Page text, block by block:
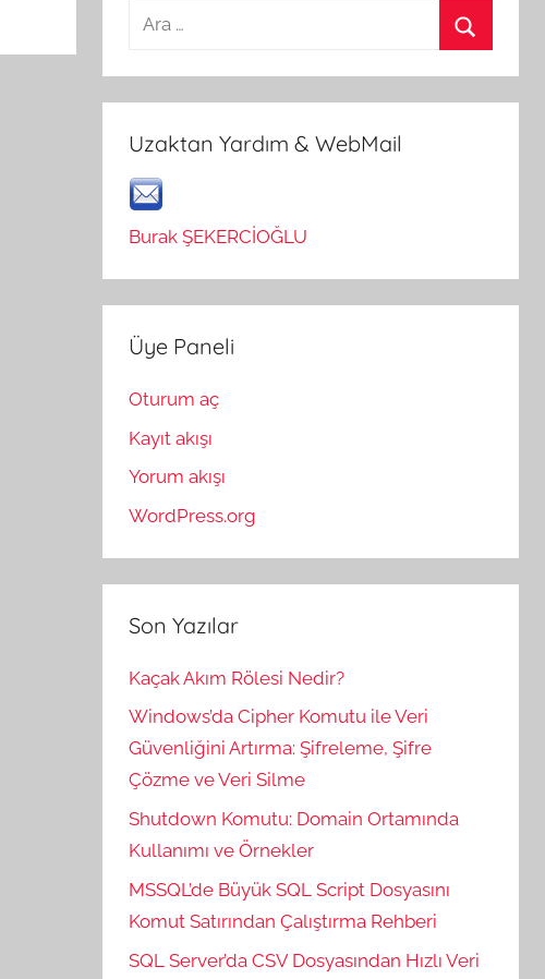
Arama:
Uzaktan Yardım & WebMail
Burak ŞEKERCİOĞLU
Üye Paneli
Oturum aç
Kayıt akışı
Yorum akışı
WordPress.org
Son Yazılar
Kaçak Akım Rölesi Nedir?
Windows’da Cipher Komutu ile Veri
Güvenliğini Artırma: Şifreleme, Şifre
Çözme ve Veri Silme
Shutdown Komutu: Domain Ortamında
Kullanımı ve Örnekler
MSSQL’de Büyük SQL Script Dosyasını
Komut Satırından Çalıştırma Rehberi
SQL Server’da CSV Dosyasından Hızlı Veri